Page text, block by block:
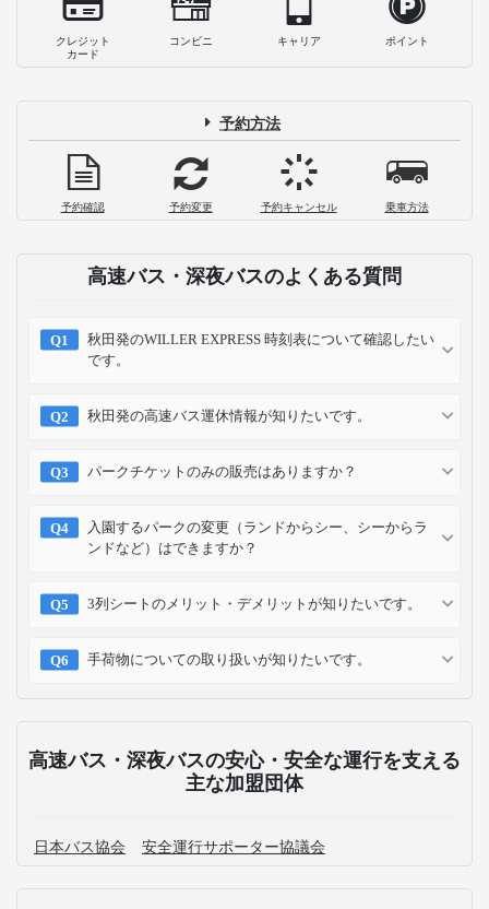
クレジット
カード
コンビニ キャリア ポイント
予約方法
予約確認 予約変更 予約キャンセル 乗車方法
高速バス・深夜バスのよくある質問
秋田発のWILLER EXPRESS 時刻表について確認したい
です。
秋田発の高速バス運休情報が知りたいです。
パークチケットのみの販売はありますか？
入園するパークの変更（ランドからシー、シーからラ
ンドなど）はできますか？
3列シートのメリット・デメリットが知りたいです。
手荷物についての取り扱いが知りたいです。
高速バス・深夜バスの安心・安全な運行を支える
主な加盟団体
日本バス協会 安全運行サポーター協議会